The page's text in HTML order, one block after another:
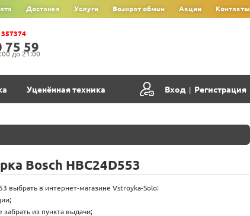
Доставка Услуги Возврат обмен Акции Контакты
7‍5‍ 5‍9‍
до 21:00
357374
Уценённая техника Вход | Регистрация
Bosch HBC24D553
выбрать в интернет-магазине Vstroyka-Solo:
из пункта выдачи;